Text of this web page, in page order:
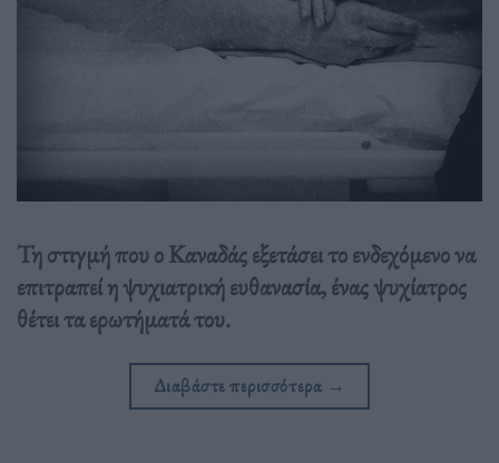
Τη στιγμή που ο Καναδάς εξετάσει το ενδεχόμενο να
επιτραπεί η ψυχιατρική ευθανασία, ένας ψυχίατρος
θέτει τα ερωτήματά του.
Διαβάστε περισσότερα →